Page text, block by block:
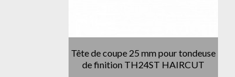
Tête de coupe 25 mm pour tondeuse
de finition TH24ST HAIRCUT